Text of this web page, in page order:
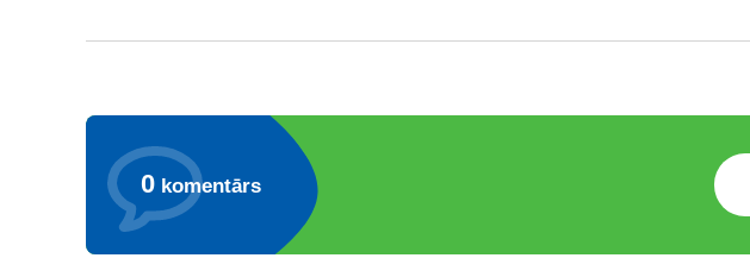
0 komentārs